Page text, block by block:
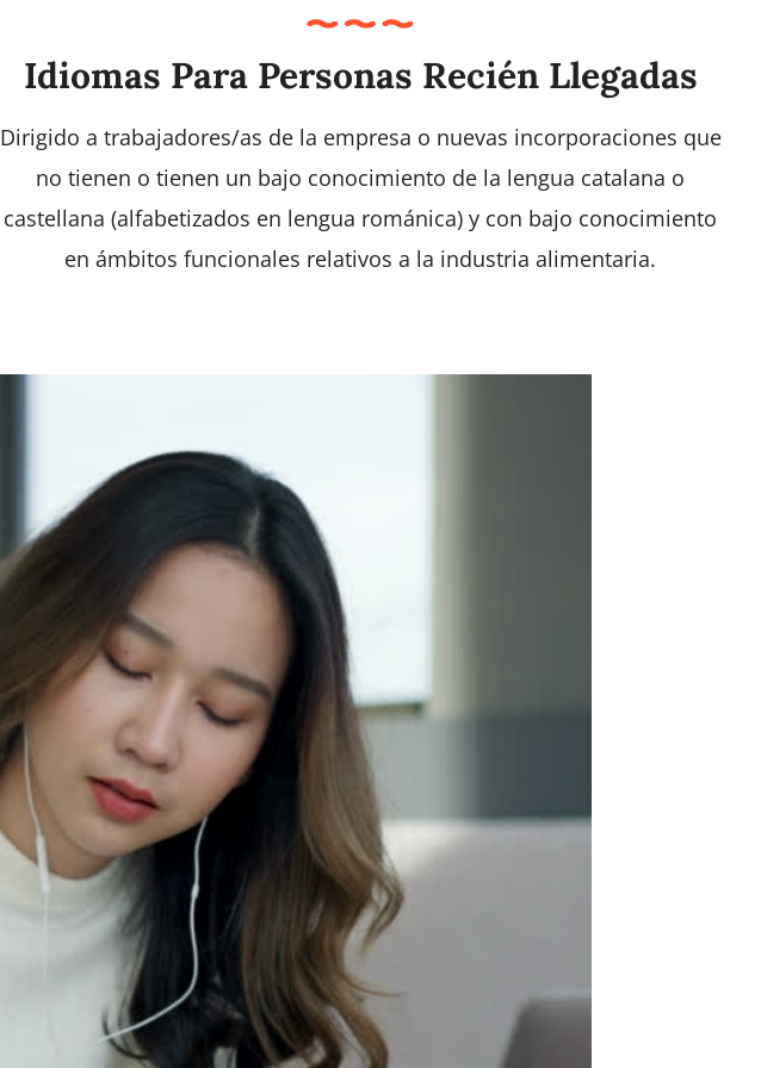
Idiomas Para Personas Recién Llegadas
Dirigido a trabajadores/as de la empresa o nuevas incorporaciones que
no tienen o tienen un bajo conocimiento de la lengua catalana o
castellana (alfabetizados en lengua románica) y con bajo conocimiento
en ámbitos funcionales relativos a la industria alimentaria.